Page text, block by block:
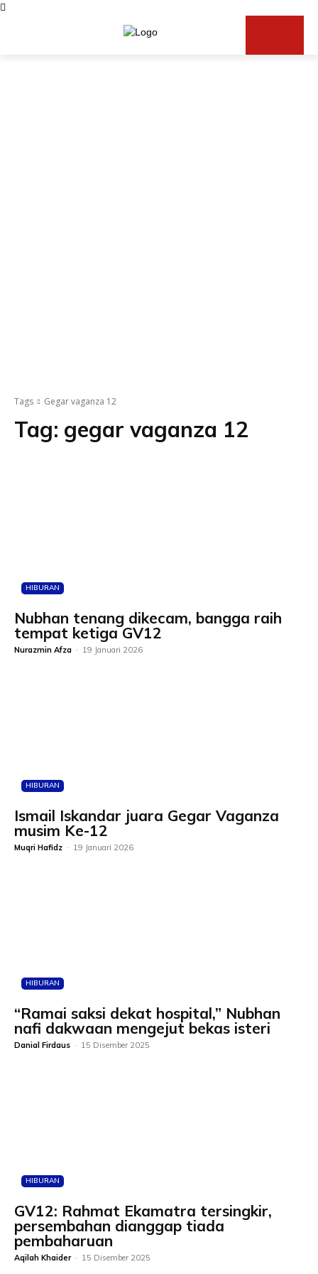
Tags Gegar vaganza 12
Tag: gegar vaganza 12
HIBURAN
Nubhan tenang dikecam, bangga raih
tempat ketiga GV12
Nurazmin Afza - 19 Januari 2026
HIBURAN
Ismail Iskandar juara Gegar Vaganza
musim Ke-12
Muqri Hafidz - 19 Januari 2026
HIBURAN
“Ramai saksi dekat hospital,” Nubhan
nafi dakwaan mengejut bekas isteri
Danial Firdaus - 15 Disember 2025
HIBURAN
GV12: Rahmat Ekamatra tersingkir,
persembahan dianggap tiada
pembaharuan
Aqilah Khaider - 15 Disember 2025